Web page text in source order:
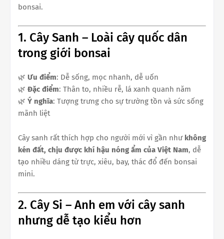
bonsai.
1. Cây Sanh – Loài cây quốc dân
trong giới bonsai
🌿 Ưu điểm: Dễ sống, mọc nhanh, dễ uốn
🌿 Đặc điểm: Thân to, nhiều rễ, lá xanh quanh năm
🌿 Ý nghĩa: Tượng trưng cho sự trường tồn và sức sống
mãnh liệt
Cây sanh rất thích hợp cho người mới vì gần như không
kén đất, chịu được khí hậu nóng ẩm của Việt Nam, dễ
tạo nhiều dáng từ trực, xiêu, bay, thác đổ đến bonsai
mini.
2. Cây Si – Anh em với cây sanh
nhưng dễ tạo kiểu hơn